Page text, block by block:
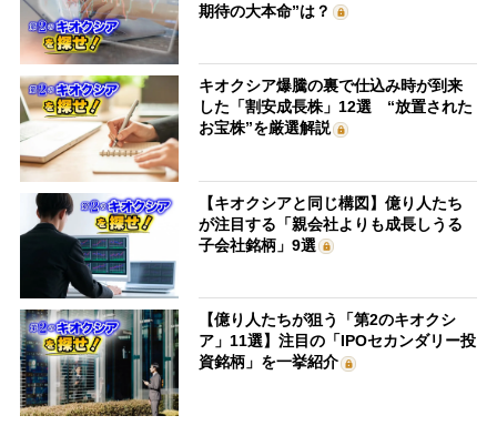
期待の大本命”は？
キオクシア爆騰の裏で仕込み時が到来
した「割安成長株」12選 “放置された
お宝株”を厳選解説
【キオクシアと同じ構図】億り人たち
が注目する「親会社よりも成長しうる
子会社銘柄」9選
【億り人たちが狙う「第2のキオクシ
ア」11選】注目の「IPOセカンダリー投
資銘柄」を一挙紹介